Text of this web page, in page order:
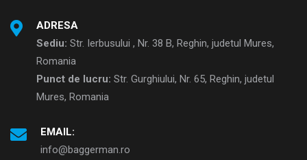
ADRESA
Sediu: Str. Ierbusului , Nr. 38 B, Reghin, judetul Mures,
Romania
Punct de lucru: Str. Gurghiului, Nr. 65, Reghin, judetul
Mures, Romania
EMAIL:
info@baggerman.ro